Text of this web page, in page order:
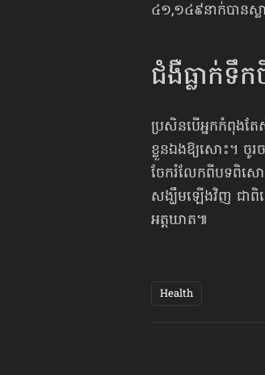
៤១,១៤៩នាក់បានស្ល
ជំងឺធ្លាក់ទឹក
ប្រសិនបើអ្នកកំពុងត
ខ្លួនឯង​ឱ្យសោះ។ ចូរ
ចែករំលែកពី​បទពិសោ
សង្ឃឹម​ឡើងវិញ ជាពិស
អត្តឃាត៕
Health